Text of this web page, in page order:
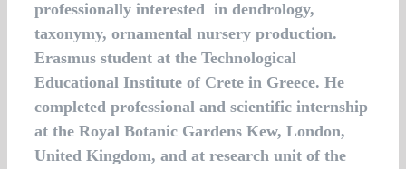
professionally interested in dendrology,
taxonymy, ornamental nursery production.
Erasmus student at the Technological
Educational Institute of Crete in Greece. He
completed professional and scientific internship
at the Royal Botanic Gardens Kew, London,
United Kingdom, and at research unit of the